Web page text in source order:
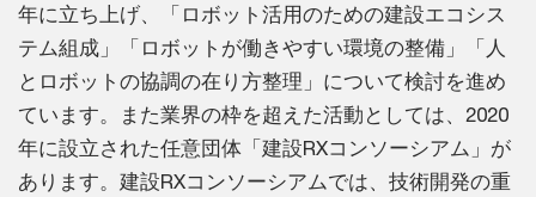
年に立ち上げ、「ロボット活用のための建設エコシス
テム組成」「ロボットが働きやすい環境の整備」「人
とロボットの協調の在り方整理」について検討を進め
ています。また業界の枠を超えた活動としては、2020
年に設立された任意団体「建設RXコンソーシアム」が
あります。建設RXコンソーシアムでは、技術開発の重